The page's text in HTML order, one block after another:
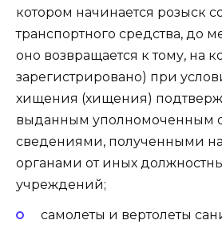
котором начинается розыск
транспортного средства, до
оно возвращается к тому, на
зарегистрировано) при
хищения (хищения)
выданным уполномоченным
сведениями, полученными
органами от иных
учреждений;
самолеты и вертолеты